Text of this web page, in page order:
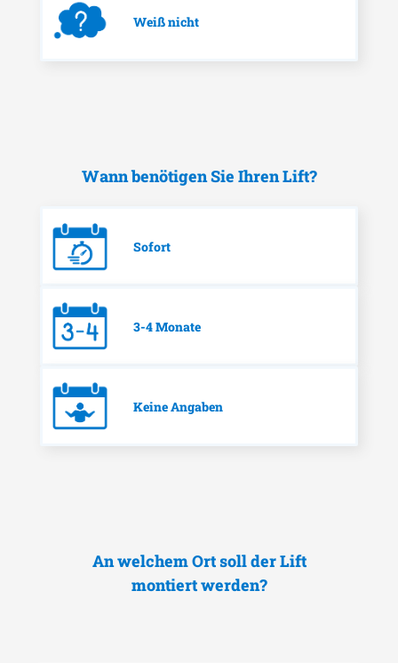
Weiß nicht
Wann benötigen Sie Ihren Lift?
Sofort
3-4 Monate
Keine Angaben
An welchem Ort soll der Lift
montiert werden?